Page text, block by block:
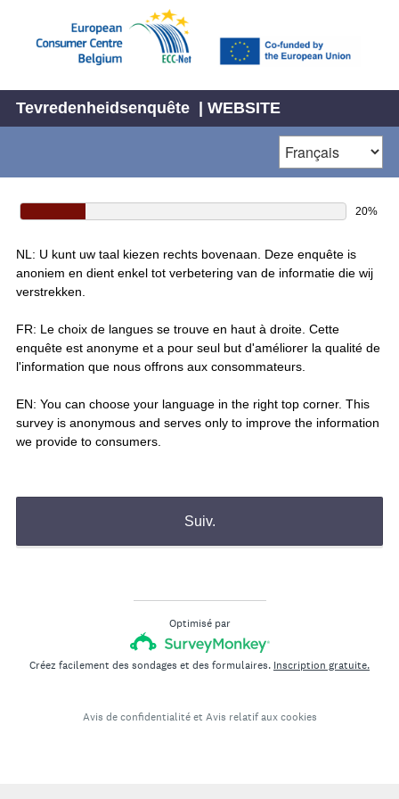
Tevredenheidsenquête | WEBSITE
20%
NL: U kunt uw taal kiezen rechts bovenaan. Deze enquête is
anoniem en dient enkel tot verbetering van de informatie die wij
verstrekken.
FR: Le choix de langues se trouve en haut à droite. Cette
enquête est anonyme et a pour seul but d'améliorer la qualité de
l'information que nous offrons aux consommateurs.
EN: You can choose your language in the right top corner. This
survey is anonymous and serves only to improve the information
we provide to consumers.
Suiv.
Optimisé par
Créez facilement des sondages et des formulaires. Inscription gratuite.
Avis de confidentialitéet Avis relatif aux cookies